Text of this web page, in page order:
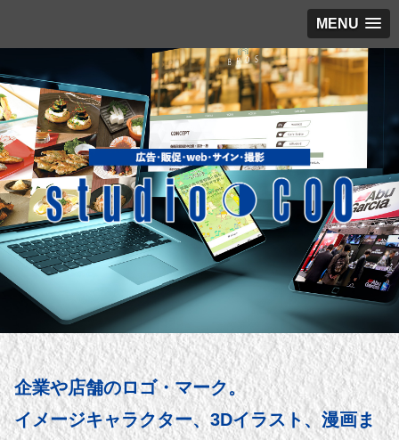
MENU
企業や店舗のロゴ・マーク。
イメージキャラクター、3Dイラスト、漫画ま